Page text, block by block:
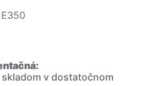
skladom v dostatočnom